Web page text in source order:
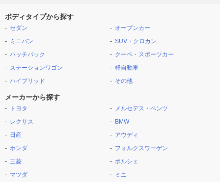
ボディタイプから探す
セダン
ミニバン
ハッチバック
ステーションワゴン
ハイブリッド
オープンカー
SUV・クロカン
クーペ・スポーツカー
軽自動車
その他
メーカーから探す
トヨタ
レクサス
日産
ホンダ
三菱
マツダ
メルセデス・ベンツ
BMW
アウディ
フォルクスワーゲン
ポルシェ
ミニ